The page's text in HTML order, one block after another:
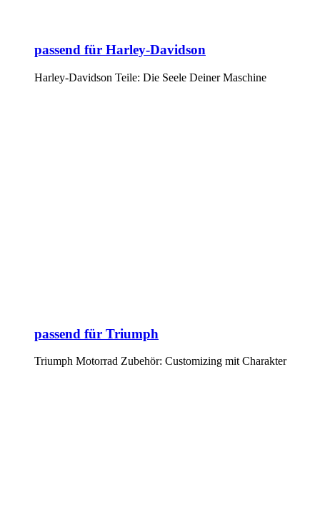
passend für Harley-Davidson
Harley-Davidson Teile: Die Seele Deiner Maschine
passend für Triumph
Triumph Motorrad Zubehör: Customizing mit Charakter